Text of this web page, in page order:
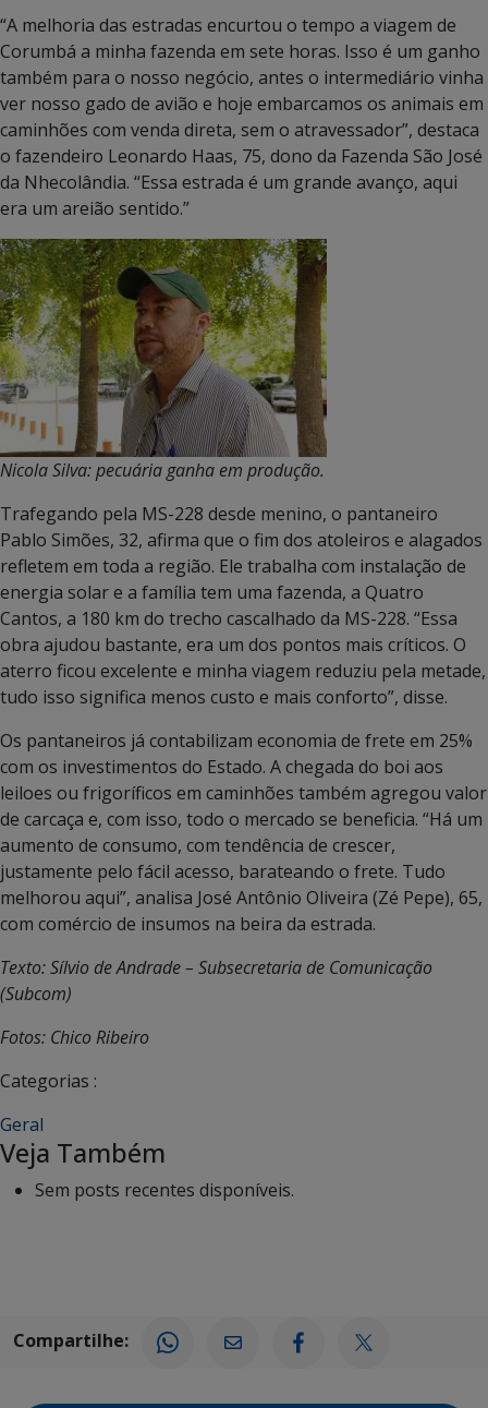
“A melhoria das estradas encurtou o tempo a viagem de
Corumbá a minha fazenda em sete horas. Isso é um ganho
também para o nosso negócio, antes o intermediário vinha
ver nosso gado de avião e hoje embarcamos os animais em
caminhões com venda direta, sem o atravessador”, destaca
o fazendeiro Leonardo Haas, 75, dono da Fazenda São José
da Nhecolândia. “Essa estrada é um grande avanço, aqui
era um areião sentido.”
Nicola Silva: pecuária ganha em produção.
Trafegando pela MS-228 desde menino, o pantaneiro
Pablo Simões, 32, afirma que o fim dos atoleiros e alagados
refletem em toda a região. Ele trabalha com instalação de
energia solar e a família tem uma fazenda, a Quatro
Cantos, a 180 km do trecho cascalhado da MS-228. “Essa
obra ajudou bastante, era um dos pontos mais críticos. O
aterro ficou excelente e minha viagem reduziu pela metade,
tudo isso significa menos custo e mais conforto”, disse.
Os pantaneiros já contabilizam economia de frete em 25%
com os investimentos do Estado. A chegada do boi aos
leiloes ou frigoríficos em caminhões também agregou valor
de carcaça e, com isso, todo o mercado se beneficia. “Há um
aumento de consumo, com tendência de crescer,
justamente pelo fácil acesso, barateando o frete. Tudo
melhorou aqui”, analisa José Antônio Oliveira (Zé Pepe), 65,
com comércio de insumos na beira da estrada.
Texto: Sílvio de Andrade – Subsecretaria de Comunicação
(Subcom)
Fotos: Chico Ribeiro
Categorias :
Geral
Veja Também
Sem posts recentes disponíveis.
Compartilhe: